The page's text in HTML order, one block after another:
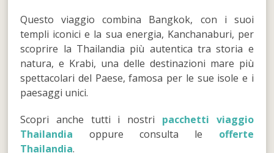
Questo viaggio combina Bangkok, con i suoi
templi iconici e la sua energia, Kanchanaburi, per
scoprire la Thailandia più autentica tra storia e
natura, e Krabi, una delle destinazioni mare più
spettacolari del Paese, famosa per le sue isole e i
paesaggi unici.
Scopri anche tutti i nostri pacchetti viaggio
Thailandia oppure consulta le offerte
Thailandia.